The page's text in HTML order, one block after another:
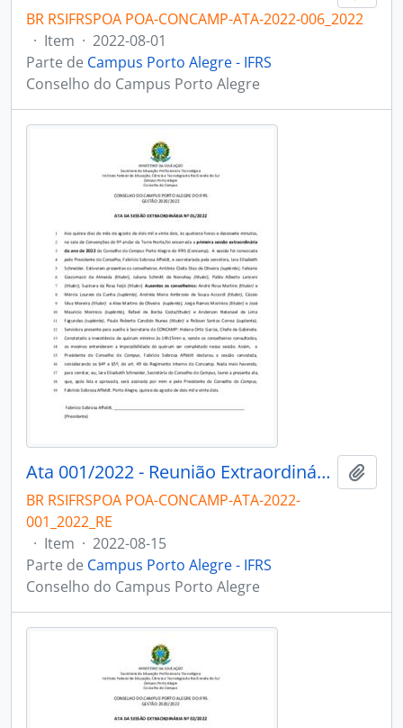
BR RSIFRSPOA POA-CONCAMP-ATA-2022-006_2022
· Item · 2022-08-01
Parte de Campus Porto Alegre - IFRS
Conselho do Campus Porto Alegre
Ata 001/2022 - Reunião Extraordinária
BR RSIFRSPOA POA-CONCAMP-ATA-2022-
001_2022_RE
· Item · 2022-08-15
Parte de Campus Porto Alegre - IFRS
Conselho do Campus Porto Alegre